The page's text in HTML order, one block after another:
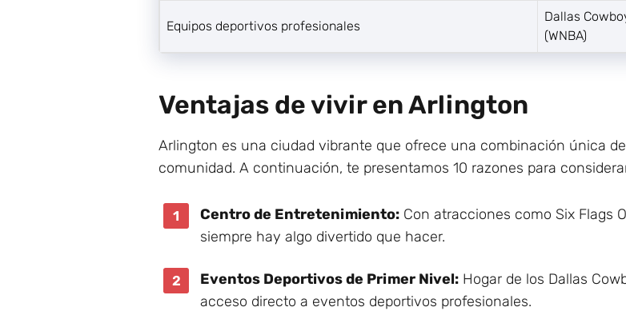
Equipos deportivos profesionales
Dallas
(WNBA)
Ventajas de vivir en Arlington
Arlington es una ciudad vibrante que ofrece una combinación única
comunidad. A continuación, te presentamos 10 razones para
Centro de Entretenimiento: Con atracciones como Six Flags
siempre hay algo divertido que hacer.
Eventos Deportivos de Primer Nivel: Hogar de los Dallas
acceso directo a eventos deportivos profesionales.